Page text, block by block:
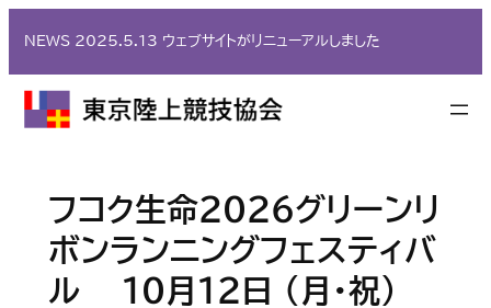
容
を
ス
NEWS 2025.5.13 ウェブサイトがリニューアルしました
フコク生命2026グリーンリ
ボンランニングフェスティバ
ル 10月12日 (月・祝)